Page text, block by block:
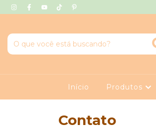
Início Produtos
Contato